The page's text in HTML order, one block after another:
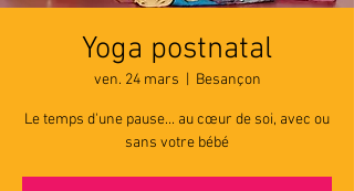
Yoga postnatal
ven. 24 mars Besançon
Le temps d'une pause... au cœur de soi, avec ou
sans votre bébé